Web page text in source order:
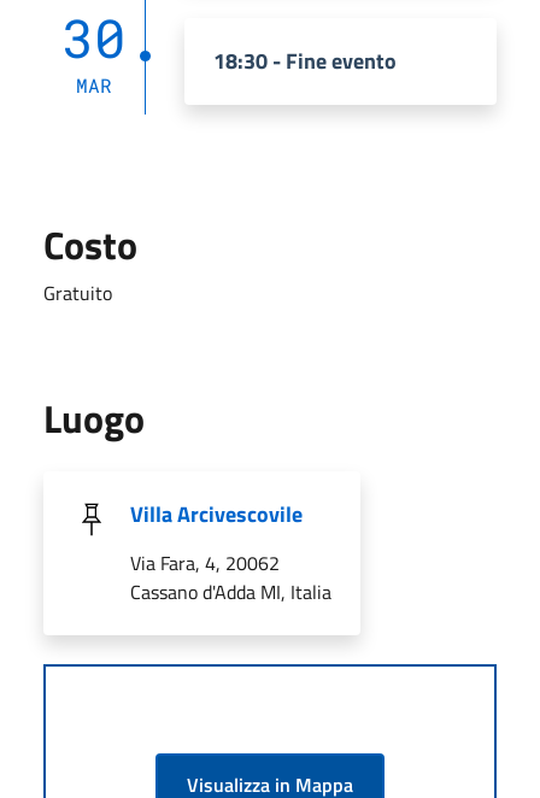
30
MAR
18:30 - Fine evento
Costo
Gratuito
Luogo
Villa Arcivescovile
Via Fara, 4, 20062
Cassano d'Adda MI, Italia
Visualizza in Mappa